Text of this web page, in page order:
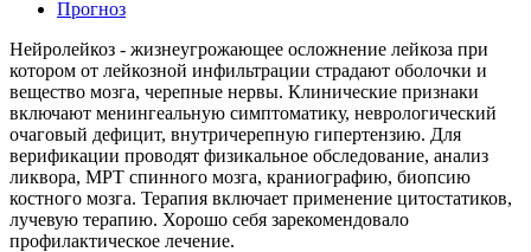
Прогноз
Нейролейкоз - жизнеугрожающее осложнение лейкоза при
котором от лейкозной инфильтрации страдают оболочки и
вещество мозга, черепные нервы. Клинические признаки
включают менингеальную симптоматику, неврологический
очаговый дефицит, внутричерепную гипертензию. Для
верификации проводят физикальное обследование, анализ
ликвора, МРТ спинного мозга, краниографию, биопсию
костного мозга. Терапия включает применение цитостатиков,
лучевую терапию. Хорошо себя зарекомендовало
профилактическое лечение.